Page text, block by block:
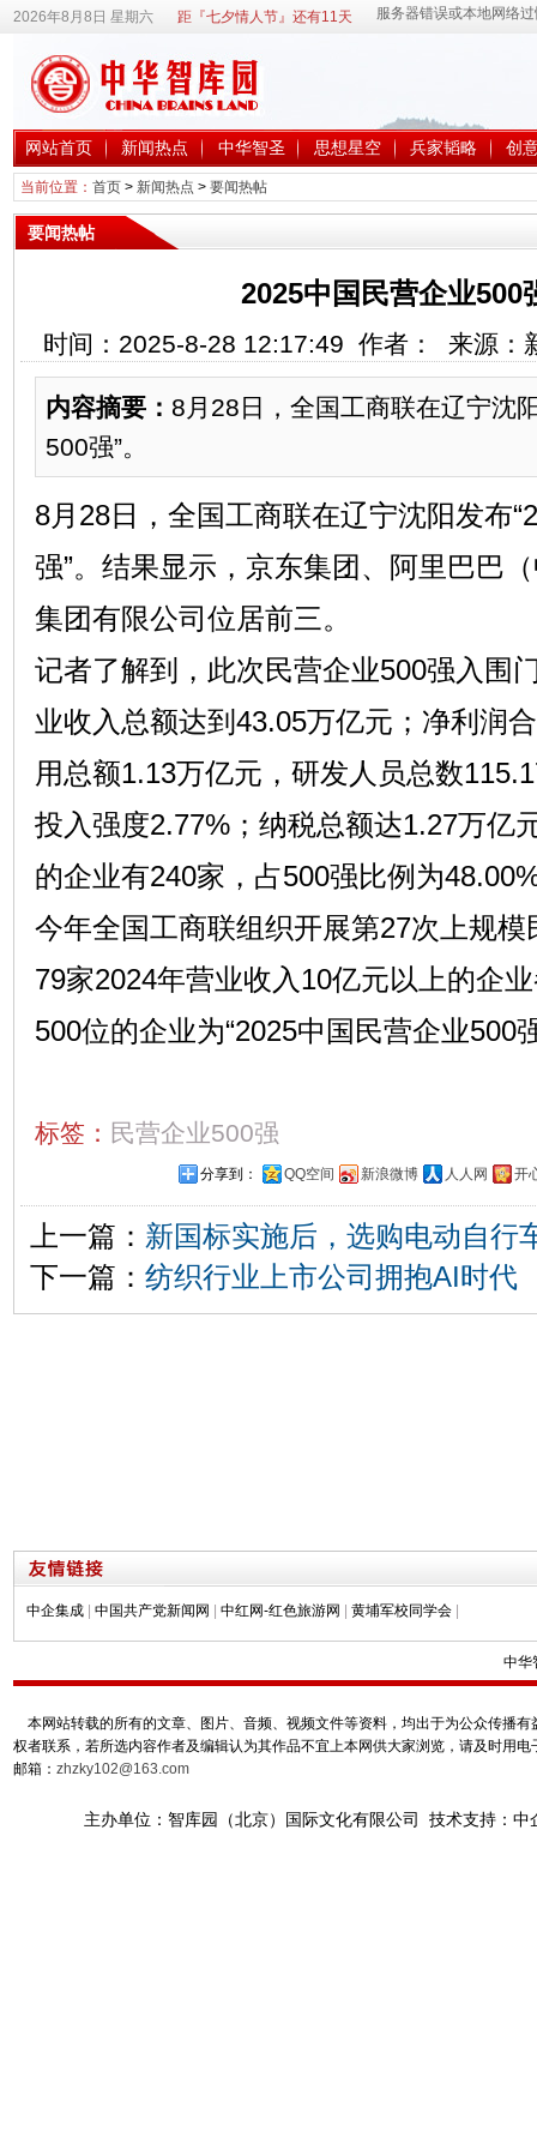
2026年8月8日 星期六 距『七夕情人节』还有11天
网站首页 新闻热点 中华智圣 思想星空 兵家韬略 创
当前位置： 首页> 新闻热点 > 要闻热帖
要闻热帖
2025中国民营企业500
时间：2025-8-28 12:17:49 作者： 来源：
内容摘要： 8月28日，全国工商联在辽宁沈
500强”。
8月28日，全国工商联在辽宁沈阳发布
强”。结果显示，京东集团、阿里巴巴
集团有限公司位居前三。
记者了解到，此次民营企业500强入围
业收入总额达到43.05万亿元；净利润
用总额1.13万亿元，研发人员总数
投入强度2.77%；纳税总额达1.27万亿
的企业有240家，占500强比例为
今年全国工商联组织开展第27次上规
79家2024年营业收入10亿元以上的企
500位的企业为“2025中国民营企业500
标签： 民营企业500强
分享到： QQ空间 新浪微博 人人网 开
上一篇： 新国标实施后，选购电动自行
下一篇： 纺织行业上市公司拥抱AI时代
中企集成 中国共产党新闻网 中红网-红色旅游网 黄埔军校同学会
中华
本网站转载的所有的文章、图片、音频、视频文件等资料，均出于为公众传播
权者联系，若所选内容作者及编辑认为其作品不宜上本网供大家浏览，请及时用
邮箱： zhzky102@163.com
主办单位：智库园（北京）国际文化有限公司 技术支持：